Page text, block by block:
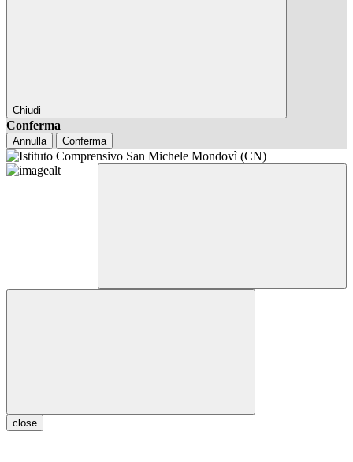
Chiudi
Conferma
Annulla Conferma
close